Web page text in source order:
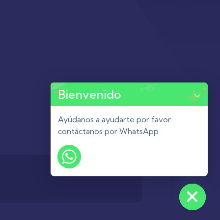
Hide chaty
Bienvenido
Ayúdanos a ayudarte por favor
contáctanos por WhatsApp